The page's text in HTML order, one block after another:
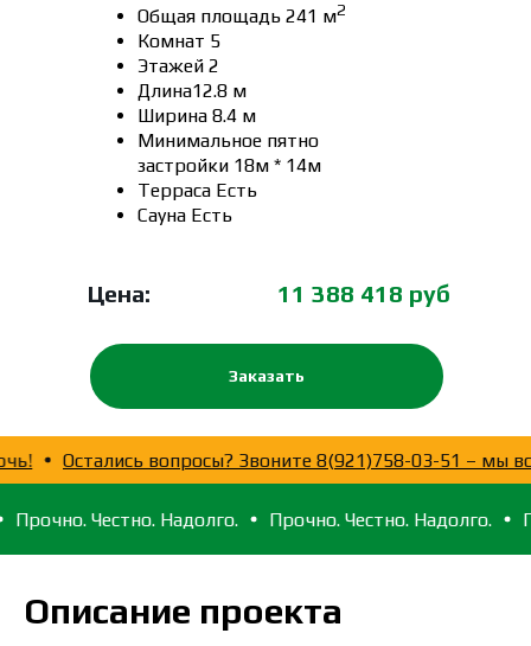
11 388 418 руб
Цена:
Общая площадь 241 м2
Комнат 5
Этажей 2
Длина12.8 м
Ширина 8.4 м
Минимальное пятно
застройки 18м * 14м
Терраса Есть
Сауна Есть
Заказать
помочь! Остались вопросы? Звоните 8(921)758-
Надолго. Прочно. Честно. Надолго. Прочно.
Описание проекта